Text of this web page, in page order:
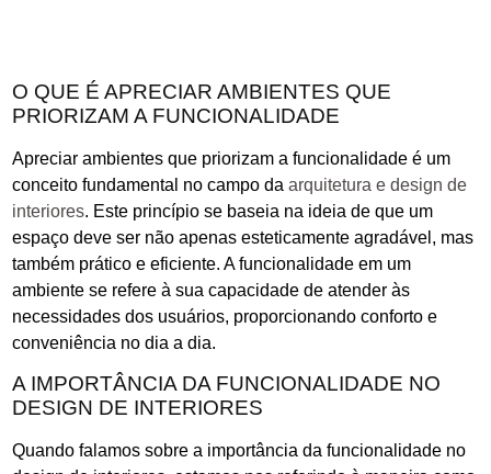
O QUE É APRECIAR AMBIENTES QUE
PRIORIZAM A FUNCIONALIDADE
Apreciar ambientes que priorizam a funcionalidade é um
conceito fundamental no campo da arquitetura e design de
interiores. Este princípio se baseia na ideia de que um
espaço deve ser não apenas esteticamente agradável, mas
também prático e eficiente. A funcionalidade em um
ambiente se refere à sua capacidade de atender às
necessidades dos usuários, proporcionando conforto e
conveniência no dia a dia.
A IMPORTÂNCIA DA FUNCIONALIDADE NO
DESIGN DE INTERIORES
Quando falamos sobre a importância da funcionalidade no